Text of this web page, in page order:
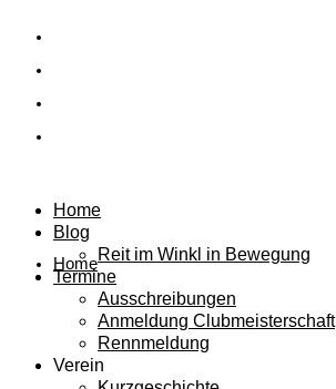
Home
Home
Blog
Reit im Winkl in Bewegung
Termine
Ausschreibungen
Anmeldung Clubmeisterschaft
Rennmeldung
Verein